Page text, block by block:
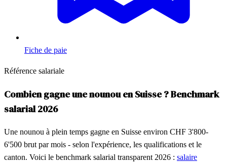
Fiche de paie
Référence salariale
Combien gagne une nounou en Suisse ? Benchmark
salarial 2026
Une nounou à plein temps gagne en Suisse environ CHF 3'800-
6'500 brut par mois - selon l'expérience, les qualifications et le
canton. Voici le benchmark salarial transparent 2026 : salaire